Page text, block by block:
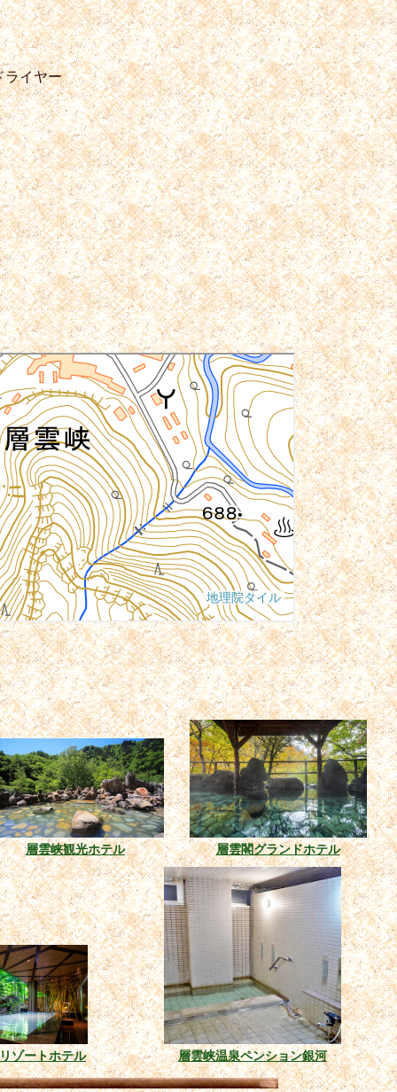
イヤー
層雲峡観光ホテル 層雲閣グランドホテル
ゾートホテル 層雲峡温泉ペンション銀河